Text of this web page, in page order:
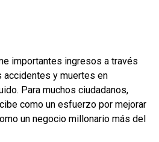
importantes ingresos a través
y muertes en
Para muchos ciudadanos,
como un esfuerzo por mejorar
un negocio millonario más del